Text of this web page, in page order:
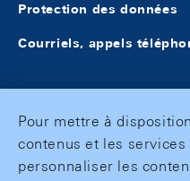
Protection des données
Courriels, appels
Pour mettre à
contenus et les services
personnaliser les